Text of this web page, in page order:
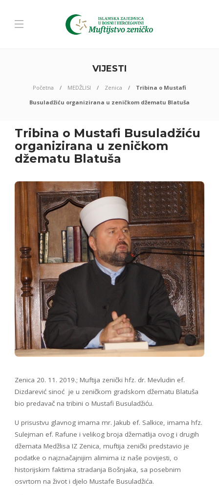
VIJESTI
Početna MEDŽLISI Zenica
Tribina o Mustafi
Busuladžiću organizirana u zeničkom džematu Blatuša
Tribina o Mustafi Busuladžiću
organizirana u zeničkom
džematu Blatuša
Zenica 20. 11. 2019.; Muftija zenički hfz. dr. Mevludin ef.
Dizdarević sinoć je u zeničkom gradskom džematu Blatuša
bio predavač na tribini o Mustafi Busuladžiću.
U prisustvu glavnog imama mr. Jakub ef. Salkice, imama hfz.
Sulejman ef. Rafune i velikog broja džematlija ovog i drugih
džemata Medžlisa IZ Zenica, muftija zenički predstavio je
podatke o najznačajnijim alimima iz naše povijesti, o
historijskim faktima stradanja Bošnjaka, sa posebnim
osvrtom na život i djelo Mustafe Busuladžića.